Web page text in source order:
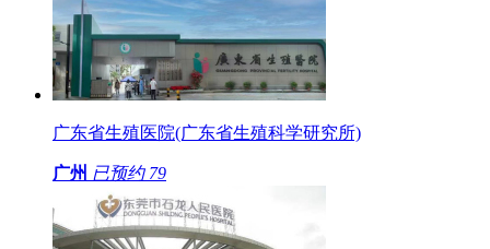
广东省生殖医院(广东省生殖科学研究所)
广州 已预约 79